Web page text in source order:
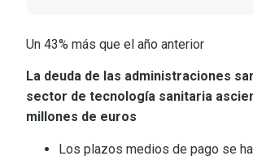
Un 43% más que el año anterior
La deuda de las administraciones
sector de tecnología sanitaria
millones de euros
Los plazos medios de pago se